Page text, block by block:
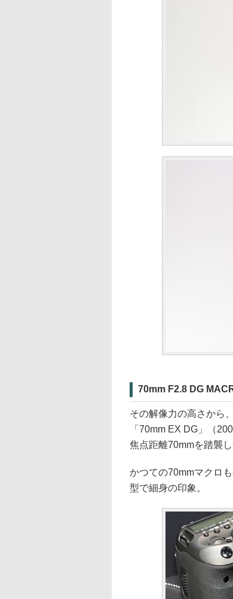
70mm F2.8 DG
その解像力の高さから
「70mm EX DG」（
焦点距離70mmを踏襲
かつての70mmマクロ
型で細身の印象。